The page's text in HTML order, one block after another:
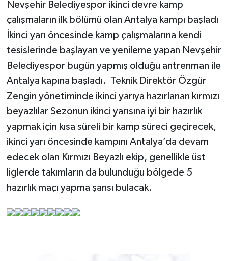
Nevşehir Belediyespor ikinci devre kamp
çalışmaların ilk bölümü olan Antalya kampı başladı
İkinci yarı öncesinde kamp çalışmalarına kendi
tesislerinde başlayan ve yenileme yapan Nevşehir
Belediyespor bugün yapmış olduğu antrenman ile
Antalya kapına başladı. Teknik Direktör Özgür
Zengin yönetiminde ikinci yarıya hazırlanan kırmızı
beyazlılar Sezonun ikinci yarısına iyi bir hazırlık
yapmak için kısa süreli bir kamp süreci geçirecek,
ikinci yarı öncesinde kampını Antalya’da devam
edecek olan Kırmızı Beyazlı ekip, genellikle üst
liglerde takımların da bulunduğu bölgede 5
hazırlık maçı yapma şansı bulacak.